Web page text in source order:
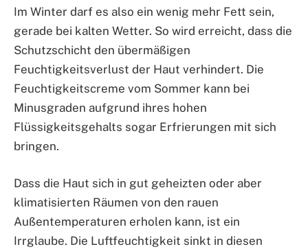
Im Winter darf es also ein wenig mehr Fett sein,
gerade bei kalten Wetter. So wird erreicht, dass die
Schutzschicht den übermäßigen
Feuchtigkeitsverlust der Haut verhindert. Die
Feuchtigkeitscreme vom Sommer kann bei
Minusgraden aufgrund ihres hohen
Flüssigkeitsgehalts sogar Erfrierungen mit sich
bringen.
Dass die Haut sich in gut geheizten oder aber
klimatisierten Räumen von den rauen
Außentemperaturen erholen kann, ist ein
Irrglaube. Die Luftfeuchtigkeit sinkt in diesen